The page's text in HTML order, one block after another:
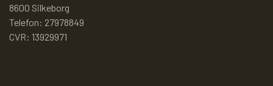
JULENISSE KALENDER
8600 Silkeborg
Telefon: 27978849
CVR: 13929971